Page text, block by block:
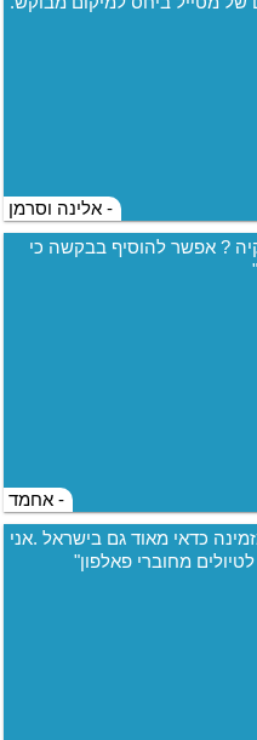
- אלינה וסרמן
? אפשר להוסיף בבקשה כי
- אחמד
כדאי מאוד גם בישראל .אני
מחוברי פאלפון"